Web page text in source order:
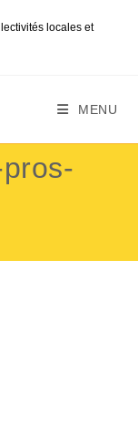
locales et
MENU